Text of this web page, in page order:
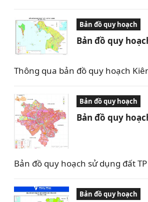
Bản đồ quy hoạch
Bản đồ quy
Thông qua bản đồ quy hoạch
Bản đồ quy hoạch
Bản đồ quy
Bản đồ quy hoạch sử dụng đất
Bản đồ quy hoạch